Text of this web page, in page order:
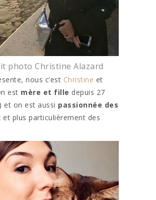
photo Christine Alazard
nous c’est Christine et
est mère et fille depuis 27
et on est aussi passionnée des
et plus particulièrement des